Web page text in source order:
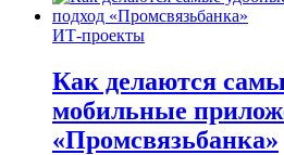
ИТ-проекты
Как делаются
мобильные
«Промсвязьбанка»